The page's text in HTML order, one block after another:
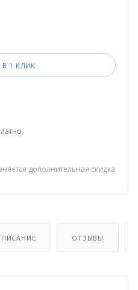
1 КЛИК
дополнительная скидка
ОТЗЫВЫ